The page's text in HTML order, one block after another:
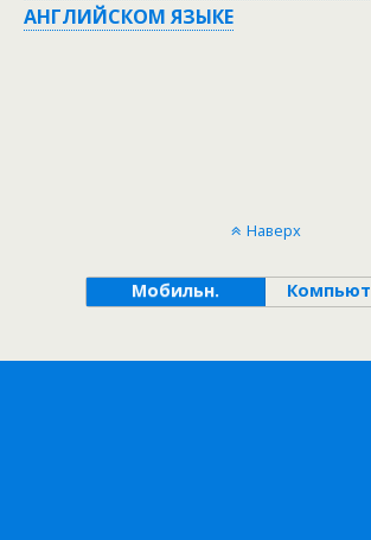
АНГЛИЙСКОМ ЯЗЫКЕ
Наверх
Мобильн.